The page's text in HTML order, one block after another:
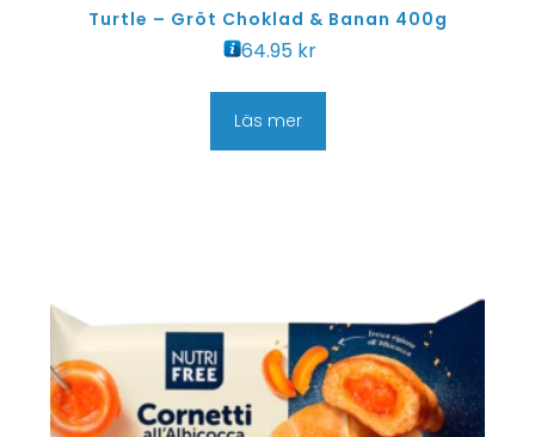
Turtle – Gröt Choklad & Banan 400g
64.95 kr
Läs mer